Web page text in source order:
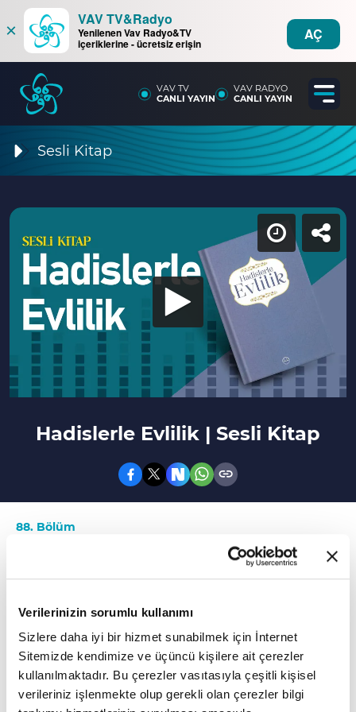
Verilerinizin sorumlu kullanımı
Sizlere daha iyi bir hizmet sunabilmek için İnternet
Sitemizde kendimize ve üçüncü kişilere ait çerezler
kullanılmaktadır. Bu çerezler vasıtasıyla çeşitli kişisel
verileriniz işlenmekte olup gerekli olan çerezler bilgi
×
VAV TV&Radyo
Yenilenen Vav Radyo&TV
içeriklerine - ücretsiz erişin
AÇ
VAV TV
CANLI YAYIN
VAV RADYO
CANLI YAYIN
Sesli Kitap
Hadislerle Evlilik | Sesli Kitap
88. Bölüm
Eş seçimi, nikahın şartları, neslin korunması ve
daha fazla konuda aydınlatıcı rehber...
Dinimizin evliliğe bakışını ve ona yüklediği
değeri bilmek, ailenin üzerinde yükseldiği
ahlâki ilkeleri öğrenmek, aile hayatımızı
yeniden gözden geçirip düzenlememize